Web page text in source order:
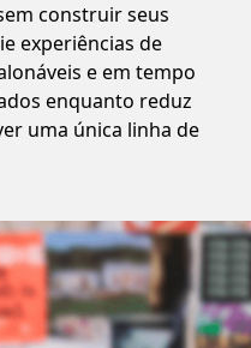
construir seus
experiências de
e em tempo
enquanto reduz
uma única linha de